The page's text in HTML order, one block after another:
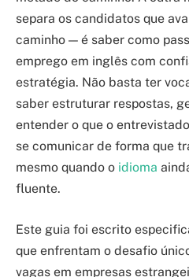
separa os candidatos que
caminho — é saber como
emprego em inglês com
estratégia. Não basta ter
saber estruturar respostas,
entender o que o
se comunicar de forma que
mesmo quando o idioma
fluente.
Este guia foi escrito
que enfrentam o desafio
vagas em empresas